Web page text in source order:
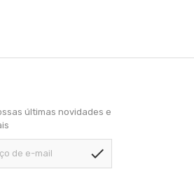
últimas novidades e
check